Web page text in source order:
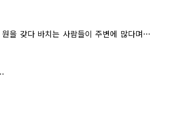
을 갖다 바치는 사람들이 주변에 많다며…